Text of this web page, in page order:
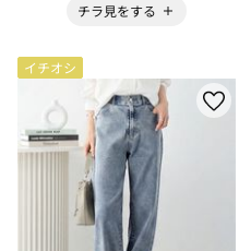
チラ見をする
イチオシ